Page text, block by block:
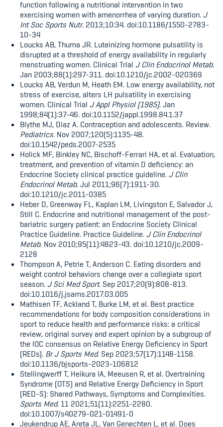
function following a nutritional intervention in two
exercising women with amenorrhea of varying duration. J
Int Soc Sports Nutr. 2013;10:34. doi:10.1186/1550-2783-
10-34
Loucks AB, Thuma JR. Luteinizing hormone pulsatility is
disrupted at a threshold of energy availability in regularly
menstruating women. Clinical Trial J Clin Endocrinol Metab.
Jan 2003;88(1):297-311. doi:10.1210/jc.2002-020369
Loucks AB, Verdun M, Heath EM. Low energy availability, not
stress of exercise, alters LH pulsatility in exercising
women. Clinical Trial J Appl Physiol (1985). Jan
1998;84(1):37-46. doi:10.1152/jappl.1998.84.1.37
Blythe MJ, Diaz A. Contraception and adolescents. Review.
Pediatrics. Nov 2007;120(5):1135-48.
doi:10.1542/peds.2007-2535
Holick MF, Binkley NC, Bischoff-Ferrari HA, et al. Evaluation,
treatment, and prevention of vitamin D deficiency: an
Endocrine Society clinical practice guideline. J Clin
Endocrinol Metab. Jul 2011;96(7):1911-30.
doi:10.1210/jc.2011-0385
Heber D, Greenway FL, Kaplan LM, Livingston E, Salvador J,
Still C. Endocrine and nutritional management of the post-
bariatric surgery patient: an Endocrine Society Clinical
Practice Guideline. Practice Guideline. J Clin Endocrinol
Metab. Nov 2010;95(11):4823-43. doi:10.1210/jc.2009-
2128
Thompson A, Petrie T, Anderson C. Eating disorders and
weight control behaviors change over a collegiate sport
season. J Sci Med Sport. Sep 2017;20(9):808-813.
doi:10.1016/j.jsams.2017.03.005
Mathisen TF, Ackland T, Burke LM, et al. Best practice
recommendations for body composition considerations in
sport to reduce health and performance risks: a critical
review, original survey and expert opinion by a subgroup of
the IOC consensus on Relative Energy Deficiency in Sport
(REDs). Br J Sports Med. Sep 2023;57(17):1148-1158.
doi:10.1136/bjsports-2023-106812
Stellingwerff T, Heikura IA, Meeusen R, et al. Overtraining
Syndrome (OTS) and Relative Energy Deficiency in Sport
(RED-S): Shared Pathways, Symptoms and Complexities.
Sports Med. 11 2021;51(11):2251-2280.
doi:10.1007/s40279-021-01491-0
Jeukendrup AE, Areta JL, Van Genechten L, et al. Does